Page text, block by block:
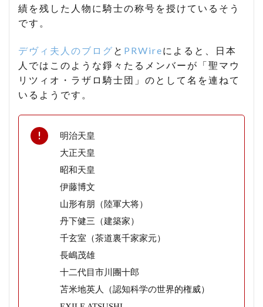
績を残した人物に騎士の称号を授けているそう
です。
デヴィ夫人のブログ と PRWireによると、日本
人ではこのような錚々たるメンバーが「聖マウ
リツィオ・ラザロ騎士団」のとして名を連ねて
いるようです。
明治天皇
大正天皇
昭和天皇
伊藤博文
山形有朋（陸軍大将）
丹下健三（建築家）
千玄室（茶道裏千家家元）
長嶋茂雄
十二代目市川團十郎
苫米地英人（認知科学の世界的権威）